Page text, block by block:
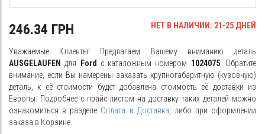
246.34 ГРН НЕТ В НАЛИЧИИ: 21-25 ДНЕЙ
Уважаемые Клиенты! Предлагаем Вашему вниманию деталь
AUSGELAUFEN
для Ford с каталожным номером 1024075. Обратите
внимание, если Вы намерены заказать крупногабаритную (кузовную)
деталь, к её стоимости будет добавлена стоимость её доставки из
Европы. Подробнее с прайс-листом на доставку таких деталей можно
ознакомиться в разделе Оплата и Доставка , либо при оформлении
заказа в Корзине.